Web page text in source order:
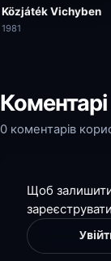
Közjáték Vichyben
1981
Коментарі
0 коментарів
Щоб